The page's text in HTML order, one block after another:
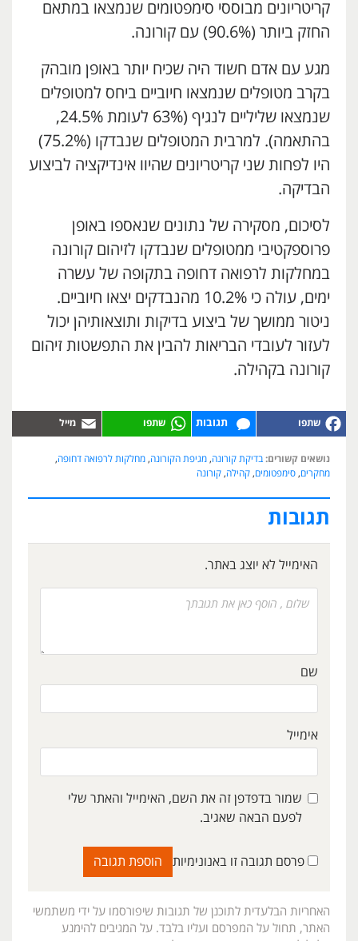
קריטריונים מבוססי סימפטומים שנמצאו במתאם
החזק ביותר (90.6%) עם קורונה.
מגע עם אדם חשוד היה שכיח יותר באופן מובהק
בקרב מטופלים שנמצאו חיוביים ביחס למטופלים
שנמצאו שליליים לנגיף (63% לעומת 24.5%,
בהתאמה). למרבית המטופלים שנבדקו (75.2%)
היו לפחות שני קריטריונים שהיוו אינדיקציה לביצוע
הבדיקה.
לסיכום, מסקירה של נתונים שנאספו באופן
פרוספקטיבי ממטופלים שנבדקו לזיהום קורונה
במחלקות לרפואה דחופה בתקופה של עשרה
ימים, עולה כי 10.2% מהנבדקים יצאו חיוביים.
ניטור ממושך של ביצוע בדיקות ותוצאותיהן יכול
לעזור לעובדי הבריאות להבין את התפשטות זיהום
קורונה בקהילה.
תגובות
נושאים קשורים: בדיקת קורונה, מגיפת הקורונה, מחלקות לרפואה דחופה,
מחקרים, סימפטומים, קהילה, קורונה
תגובות
האימייל לא יוצג באתר.
שם
אימייל
שמור בדפדפן זה את השם, האימייל והאתר שלי
לפעם הבאה שאגיב.
פרסם תגובה זו באנונימיות
האחריות הבלעדית לתוכנן של תגובות שיפורסמו על ידי משתמשי
האתר, תחול על המפרסם ועליו בלבד. על המגיבים להימנע